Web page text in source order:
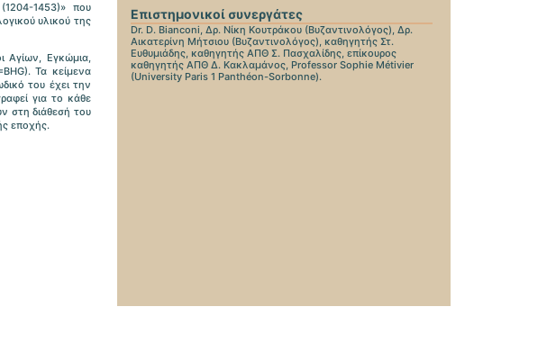
1453)» που
υλικού της
Αγίων, Εγκώμια,
Τα κείμενα
του έχει την
για το κάθε
στη διάθεσή του
εποχής.
Επιστημονικοί συνεργάτες
Dr. D. Bianconi, Δρ. Νίκη Κουτράκου (Βυζαντινολόγος), Δρ.
Αικατερίνη Μήτσιου (Βυζαντινολόγος), καθηγητής Στ.
Ευθυμιάδης, καθηγητής ΑΠΘ Σ. Πασχαλίδης, επίκουρος
καθηγητής ΑΠΘ Δ. Κακλαμάνος, Professor Sophie Métivier
(University Paris 1 Panthéon-Sorbonne).